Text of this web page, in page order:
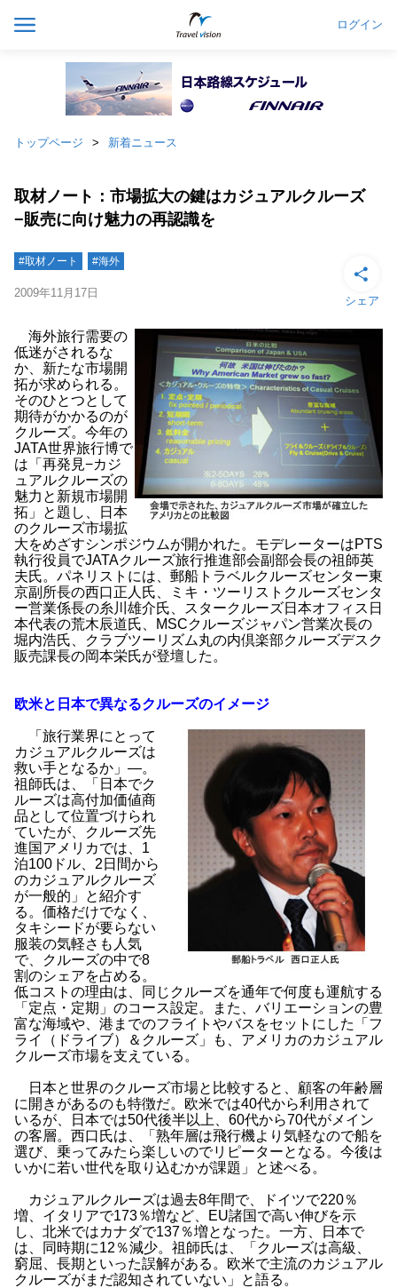
ログイン
トップページ 新着ニュース
取材ノート：市場拡大の鍵はカジュアルクルーズ
−販売に向け魅力の再認識を
#取材ノート #海外
2009年11月17日
シェア
海外旅行需要の
低迷がされるな
か、新たな市場開
拓が求められる。
そのひとつとして
期待がかかるのが
クルーズ。今年の
JATA世界旅行博で
は「再発見−カジ
ュアルクルーズの
魅力と新規市場開
拓」と題し、日本
のクルーズ市場拡
大をめざすシンポジウムが開かれた。モデレーターはPTS
執行役員でJATAクルーズ旅行推進部会副部会長の祖師英
夫氏。パネリストには、郵船トラベルクルーズセンター東
京副所長の西口正人氏、ミキ・ツーリストクルーズセンタ
ー営業係長の糸川雄介氏、スタークルーズ日本オフィス日
本代表の荒木辰道氏、MSCクルーズジャパン営業次長の
堀内浩氏、クラブツーリズム丸の内倶楽部クルーズデスク
販売課長の岡本栄氏が登壇した。
欧米と日本で異なるクルーズのイメージ
「旅行業界にとって
カジュアルクルーズは
救い手となるか」―。
祖師氏は、「日本でク
ルーズは高付加価値商
品として位置づけられ
ていたが、クルーズ先
進国アメリカでは、1
泊100ドル、2日間から
のカジュアルクルーズ
が一般的」と紹介す
る。価格だけでなく、
タキシードが要らない
服装の気軽さも人気
で、クルーズの中で8
割のシェアを占める。
低コストの理由は、同じクルーズを通年で何度も運航する
「定点・定期」のコース設定。また、バリエーションの豊
富な海域や、港までのフライトやバスをセットにした「フ
ライ（ドライブ）＆クルーズ」も、アメリカのカジュアル
クルーズ市場を支えている。
日本と世界のクルーズ市場と比較すると、顧客の年齢層
に開きがあるのも特徴だ。欧米では40代から利用されて
いるが、日本では50代後半以上、60代から70代がメイン
の客層。西口氏は、「熟年層は飛行機より気軽なので船を
選び、乗ってみたら楽しいのでリピーターとなる。今後は
いかに若い世代を取り込むかが課題」と述べる。
カジュアルクルーズは過去8年間で、ドイツで220％
増、イタリアで173％増など、EU諸国で高い伸びを示
し、北米ではカナダで137％増となった。一方、日本で
は、同時期に12％減少。祖師氏は、「クルーズは高級、
窮屈、長期といった誤解がある。欧米で主流のカジュアル
クルーズがまだ認知されていない」と語る。